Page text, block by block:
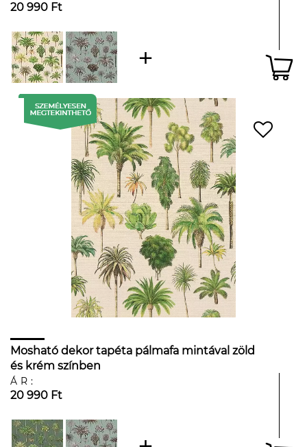
20 990 Ft
Mosható dekor tapéta pálmafa mintával zöld
és krém színben
ÁR:
20 990 Ft